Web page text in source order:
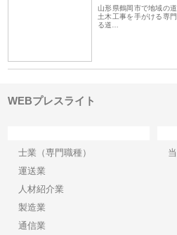
山形県鶴岡市で地域の
土木工事を手がける専
る道…
WEBプレスライト
士業（専門職種）
運送業
人材紹介業
製造業
通信業